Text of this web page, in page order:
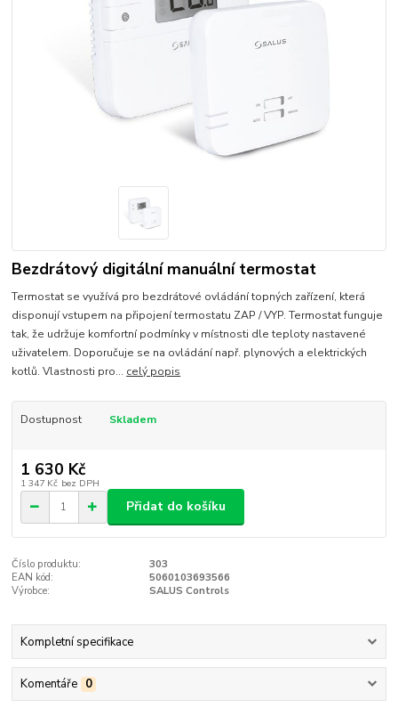
Bezdrátový digitální manuální termostat
Termostat se využívá pro bezdrátové ovládání topných zařízení, která
disponují vstupem na připojení termostatu ZAP / VYP. Termostat funguje
tak, že udržuje komfortní podmínky v místnosti dle teploty nastavené
uživatelem. Doporučuje se na ovládání např. plynových a elektrických
kotlů. Vlastnosti pro... celý popis
Dostupnost Skladem
1 630 Kč
1 347 Kč bez DPH
Přidat do košíku
Číslo produktu:
303
EAN kód:
5060103693566
Výrobce:
SALUS Controls
Kompletní specifikace
Komentáře 0